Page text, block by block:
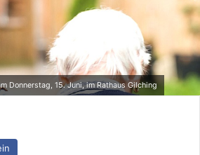
Donnerstag, 15. Juni, im Rathaus Gilching